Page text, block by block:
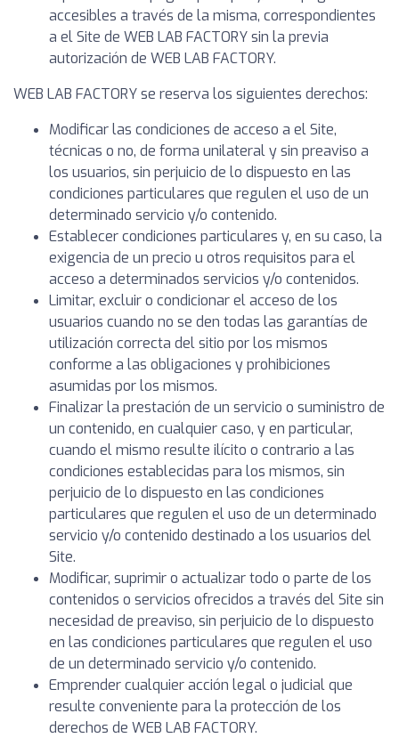
accesibles a través de la misma, correspondientes
a el Site de WEB LAB FACTORY sin la previa
autorización de WEB LAB FACTORY.
WEB LAB FACTORY se reserva los siguientes derechos:
Modificar las condiciones de acceso a el Site,
técnicas o no, de forma unilateral y sin preaviso a
los usuarios, sin perjuicio de lo dispuesto en las
condiciones particulares que regulen el uso de un
determinado servicio y/o contenido.
Establecer condiciones particulares y, en su caso, la
exigencia de un precio u otros requisitos para el
acceso a determinados servicios y/o contenidos.
Limitar, excluir o condicionar el acceso de los
usuarios cuando no se den todas las garantías de
utilización correcta del sitio por los mismos
conforme a las obligaciones y prohibiciones
asumidas por los mismos.
Finalizar la prestación de un servicio o suministro de
un contenido, en cualquier caso, y en particular,
cuando el mismo resulte ilícito o contrario a las
condiciones establecidas para los mismos, sin
perjuicio de lo dispuesto en las condiciones
particulares que regulen el uso de un determinado
servicio y/o contenido destinado a los usuarios del
Site.
Modificar, suprimir o actualizar todo o parte de los
contenidos o servicios ofrecidos a través del Site sin
necesidad de preaviso, sin perjuicio de lo dispuesto
en las condiciones particulares que regulen el uso
de un determinado servicio y/o contenido.
Emprender cualquier acción legal o judicial que
resulte conveniente para la protección de los
derechos de WEB LAB FACTORY.